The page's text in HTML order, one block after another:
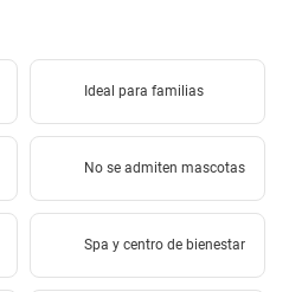
Ideal para familias
No se admiten mascotas
Spa y centro de bienestar